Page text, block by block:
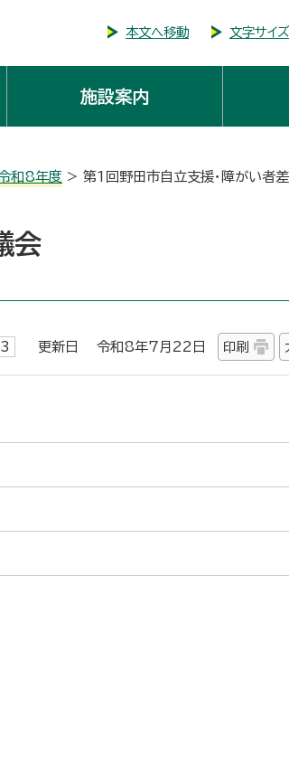
本文へ移動 文字サイ
施設案内
和8年度 > 第1回野田市自立支援・障がい者
会
更新日 令和8年7月22日 印刷